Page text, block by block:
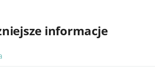
informacje